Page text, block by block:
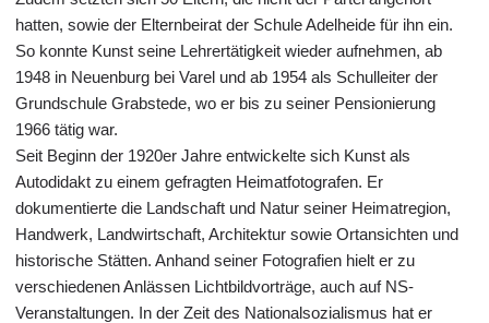
hatten, sowie der Elternbeirat der Schule Adelheide für ihn ein.
So konnte Kunst seine Lehrertätigkeit wieder aufnehmen, ab
1948 in Neuenburg bei Varel und ab 1954 als Schulleiter der
Grundschule Grabstede, wo er bis zu seiner Pensionierung
1966 tätig war.
Seit Beginn der 1920er Jahre entwickelte sich Kunst als
Autodidakt zu einem gefragten Heimatfotografen. Er
dokumentierte die Landschaft und Natur seiner Heimatregion,
Handwerk, Landwirtschaft, Architektur sowie Ortansichten und
historische Stätten. Anhand seiner Fotografien hielt er zu
verschiedenen Anlässen Lichtbildvorträge, auch auf NS-
Veranstaltungen. In der Zeit des Nationalsozialismus hat er